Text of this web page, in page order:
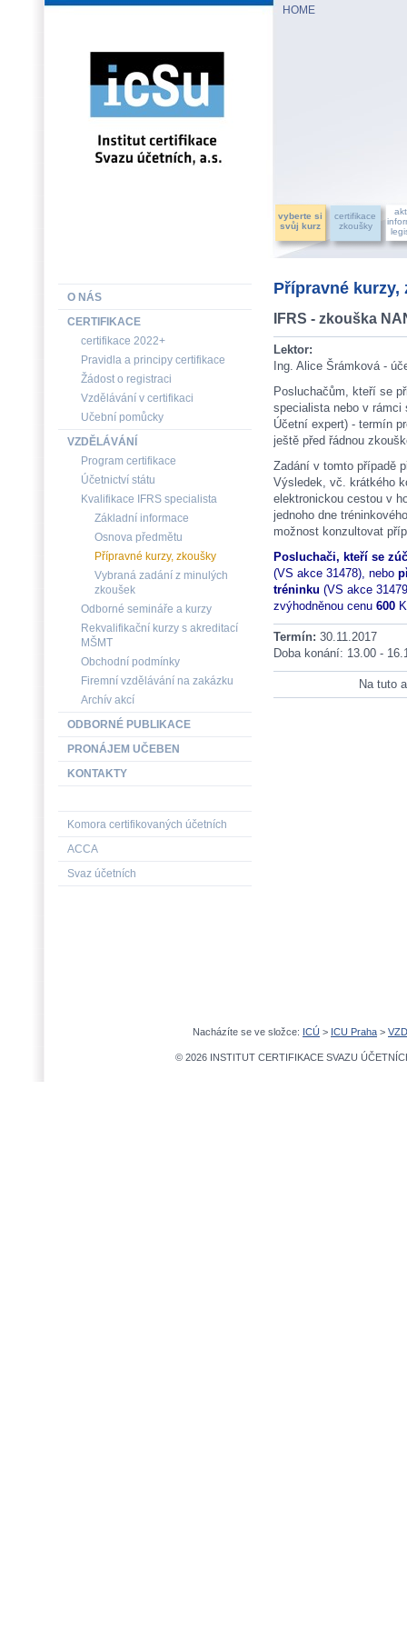
HOME
vyberte si
svůj kurz
certifikace
zkoušky
Přípravné kurzy,
IFRS - zkouška
Lektor:
Ing. Alice Šrámková -
Posluchačům, kteří se
specialista nebo v rámci
Účetní expert) - termín
ještě před řádnou
Zadání v tomto případě
Výsledek, vč. krátkého
elektronickou cestou v
jednoho dne
možnost konzultovat
Posluchači, kteří se
(VS akce 31478), nebo
tréninku (VS akce
zvýhodněnou cenu 600
Termín: 30.11.2017
Doba konání: 13.00 -
Na tuto
O NÁS
CERTIFIKACE
certifikace 2022+
Pravidla a principy certifikace
Žádost o registraci
Vzdělávání v certifikaci
Učební pomůcky
VZDĚLÁVÁNÍ
Program certifikace
Účetnictví státu
Kvalifikace IFRS specialista
Základní informace
Osnova předmětu
Přípravné kurzy, zkoušky
Vybraná zadání z minulých
zkoušek
Odborné semináře a kurzy
Rekvalifikační kurzy s akreditací
MŠMT
Obchodní podmínky
Firemní vzdělávání na zakázku
Archív akcí
ODBORNÉ PUBLIKACE
PRONÁJEM UČEBEN
KONTAKTY
Komora certifikovaných účetních
ACCA
Svaz účetních
Nacházíte se ve složce: ICÚ > ICU Praha >
© 2026 INSTITUT CERTIFIKACE SVAZU